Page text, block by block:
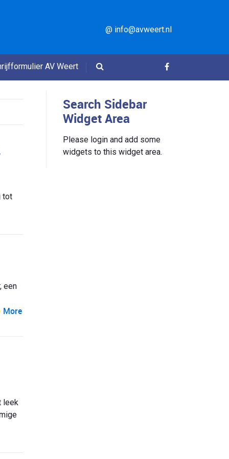
@ info@avweert.nl
AV Weert
tot
een
More
leek
Search Sidebar
Widget Area
Please login and add some
widgets to this widget area.